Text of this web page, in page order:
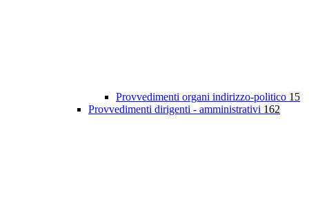
Provvedimenti organi indirizzo-politico 15
Provvedimenti dirigenti - amministrativi 162